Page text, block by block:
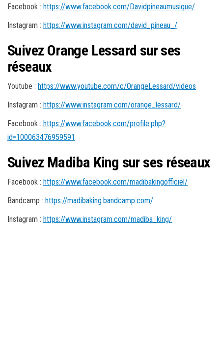
Facebook : https://www.facebook.com/Davidpineaumusique/
Instagram : https://www.instagram.com/david_pineau_/
Suivez Orange Lessard sur ses
réseaux
Youtube : https://www.youtube.com/c/OrangeLessard/videos
Instagram : https://www.instagram.com/orange_lessard/
Facebook : https://www.facebook.com/profile.php?
id=100063476959591
Suivez Madiba King sur ses réseaux
Facebook : https://www.facebook.com/madibakingofficiel/
Bandcamp : https://madibaking.bandcamp.com/
Instagram : https://www.instagram.com/madiba_king/